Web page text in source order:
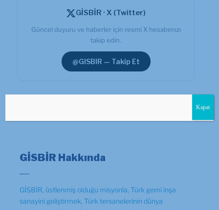
GİSBİR · X (Twitter)
Güncel duyuru ve haberler için resmi X hesabımızı
takip edin.
@GISBIR — Takip Et
GİSBİR Hakkında
GİSBİR, üstlenmiş olduğu misyonla, Türk gemi inşa
sanayini geliştirmek, Türk tersanelerinin dünya
Kapat